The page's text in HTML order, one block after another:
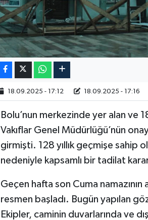
18.09.2025 - 17:12 18.09.2025 - 17:16
Bolu’nun merkezinde yer alan ve
Vakıflar Genel Müdürlüğü’nün
girmişti. 128 yıllık geçmişe sahip
nedeniyle kapsamlı bir tadilat kararı
Geçen hafta son Cuma
resmen başladı. Bugün yapılan
Ekipler, caminin duvarlarında ve